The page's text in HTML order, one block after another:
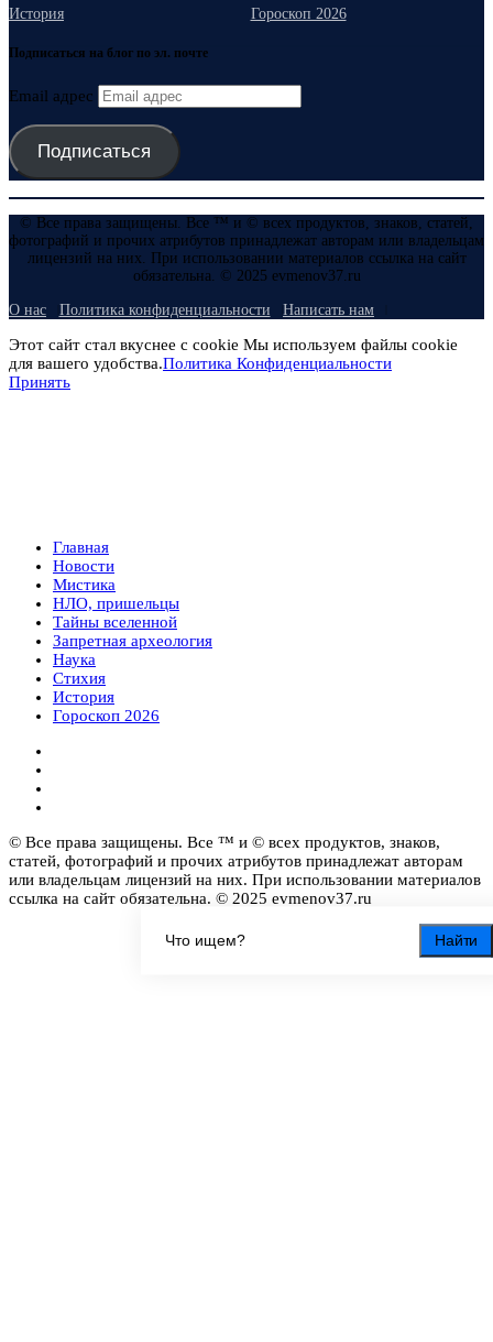
Найти
История Гороскоп 2026
Подписаться на блог по эл. почте
Email адрес
Подписаться
© Все права защищены. Все ™ и © всех продуктов, знаков, статей,
фотографий и прочих атрибутов принадлежат авторам или владельцам
лицензий на них. При использовании материалов ссылка на сайт
обязательна. © 2025 evmenov37.ru
О нас Политика конфиденциальности Написать нам
Этот сайт стал вкуснее с cookie Мы используем файлы cookie
для вашего удобства.Политика Конфиденциальности
Принять
Главная
Новости
Мистика
НЛО, пришельцы
Тайны вселенной
Запретная археология
Наука
Стихия
История
Гороскоп 2026
© Все права защищены. Все ™ и © всех продуктов, знаков,
статей, фотографий и прочих атрибутов принадлежат авторам
или владельцам лицензий на них. При использовании материалов
ссылка на сайт обязательна. © 2025 evmenov37.ru